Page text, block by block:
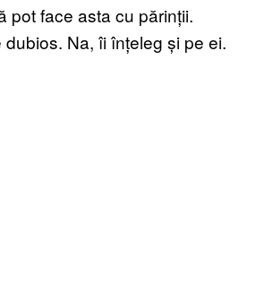
pot face asta cu părinții.
Na, îi înțeleg și pe ei.